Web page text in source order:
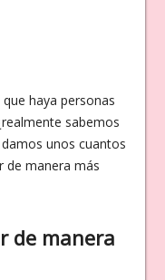
haya personas
sabemos
unos cuantos
de manera más
de manera